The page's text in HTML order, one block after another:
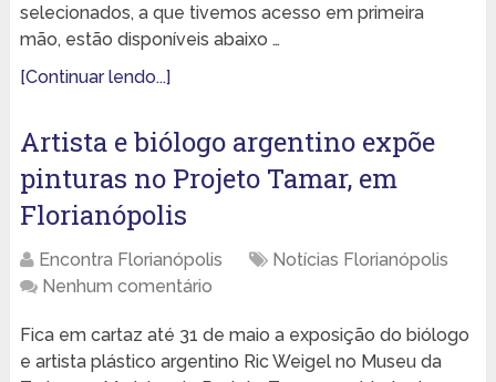
selecionados, a que tivemos acesso em primeira
mão, estão disponíveis abaixo …
[Continuar lendo...]
Artista e biólogo argentino expõe
pinturas no Projeto Tamar, em
Florianópolis
Encontra Florianópolis
Notícias Florianópolis
Nenhum comentário
Fica em cartaz até 31 de maio a exposição do biólogo
e artista plástico argentino Ric Weigel no Museu da